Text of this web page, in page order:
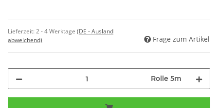
Lieferzeit:2 - 4 Werktage (DE - Ausland
abweichend)
Frage zum Artikel
Rolle 5m